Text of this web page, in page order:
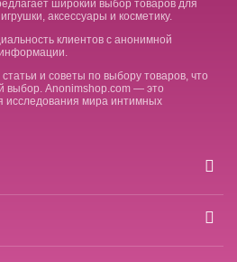
широкий выбор товаров для
аксессуары и косметику.
клиентов с анонимной
и советы по выбору товаров, что
выбор. Anonimshop.com — это
исследования мира интимных